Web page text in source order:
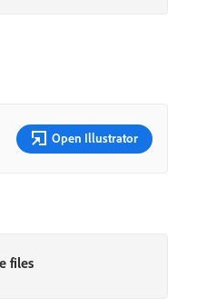
Open Illustrator
files